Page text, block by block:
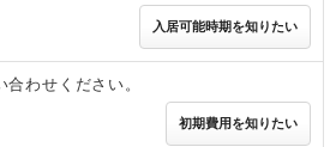
入居可能時期を知りたい
合わせください。
初期費用を知りたい